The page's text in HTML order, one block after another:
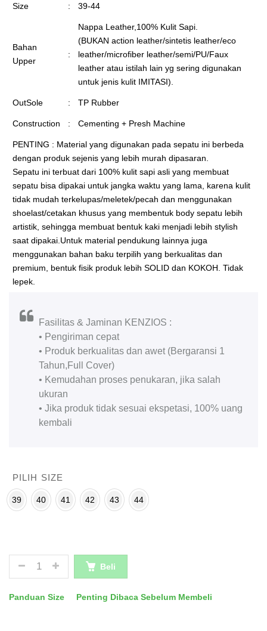
Size : 39-44
Bahan
Upper
:
Nappa Leather,100% Kulit Sapi.
(BUKAN action leather/sintetis leather/eco
leather/microfiber leather/semi/PU/Faux
leather atau istilah lain yg sering digunakan
untuk jenis kulit IMITASI).
OutSole : TP Rubber
Construction : Cementing + Presh Machine
PENTING : Material yang digunakan pada sepatu ini berbeda
dengan produk sejenis yang lebih murah dipasaran.
Sepatu ini terbuat dari 100% kulit sapi asli yang membuat
sepatu bisa dipakai untuk jangka waktu yang lama, karena kulit
tidak mudah terkelupas/meletek/pecah dan menggunakan
shoelast/cetakan khusus yang membentuk body sepatu lebih
artistik, sehingga membuat bentuk kaki menjadi lebih stylish
saat dipakai.Untuk material pendukung lainnya juga
menggunakan bahan baku terpilih yang berkualitas dan
premium, bentuk fisik produk lebih SOLID dan KOKOH. Tidak
lepek.
Fasilitas & Jaminan KENZIOS :
• Pengiriman cepat
• Produk berkualitas dan awet (Bergaransi 1
Tahun,Full Cover)
• Kemudahan proses penukaran, jika salah
ukuran
• Jika produk tidak sesuai ekspetasi, 100% uang
kembali
PILIH SIZE
39 40 41 42 43 44
JUMLAH Beli
Panduan Size Penting Dibaca Sebelum Membeli